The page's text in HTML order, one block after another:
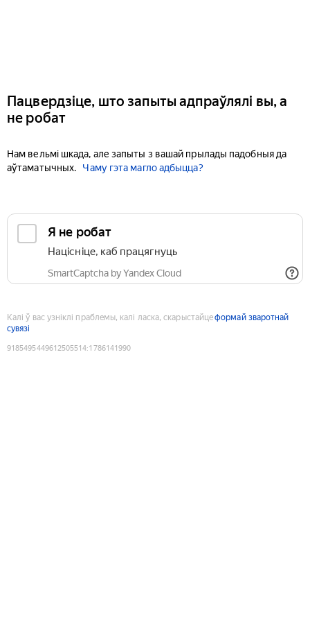
Пацвердзіце, што запыты адпраўлялі вы, а
не робат
Нам вельмі шкада, але запыты з вашай прылады падобныя да
аўтаматычных.
Чаму гэта магло адбыцца?
Я не робат
Націсніце, каб працягнуць
SmartCaptcha by Yandex Cloud
Калі ў вас узніклі праблемы, калі ласка, скарыстайцеформай зваротнай
сувязі
9185495449612505514:1786141990